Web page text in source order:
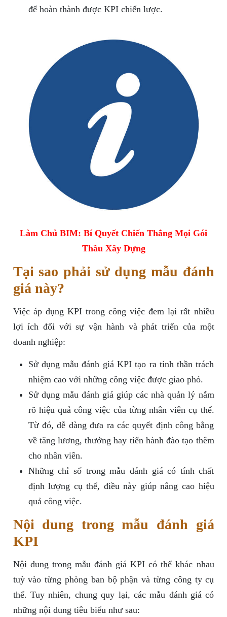
để hoàn thành được KPI chiến lược.
Làm Chủ BIM: Bí Quyết Chiến Thắng Mọi Gói
Thầu Xây Dựng
Tại sao phải sử dụng mẫu đánh
giá này?
Việc áp dụng KPI trong công việc đem lại rất nhiều
lợi ích đối với sự vận hành và phát triển của một
doanh nghiệp:
Sử dụng mẫu đánh giá KPI tạo ra tinh thần trách
nhiệm cao với những công việc được giao phó.
Sử dụng mẫu đánh giá giúp các nhà quản lý nắm
rõ hiệu quả công việc của từng nhân viên cụ thể.
Từ đó, dễ dàng đưa ra các quyết định công bằng
về tăng lương, thưởng hay tiến hành đào tạo thêm
cho nhân viên.
Những chỉ số trong mẫu đánh giá có tính chất
định lượng cụ thể, điều này giúp nâng cao hiệu
quả công việc.
Nội dung trong mẫu đánh giá
KPI
Nội dung trong mẫu đánh giá KPI có thể khác nhau
tuỳ vào từng phòng ban bộ phận và từng công ty cụ
thể. Tuy nhiên, chung quy lại, các mẫu đánh giá có
những nội dung tiêu biểu như sau: